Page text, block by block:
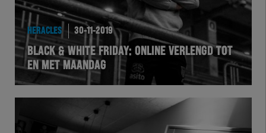
HERACLES 30-11-2019
BLACK & WHITE FRIDAY: ONLINE VERLENGD TOT
EN MET MAANDAG